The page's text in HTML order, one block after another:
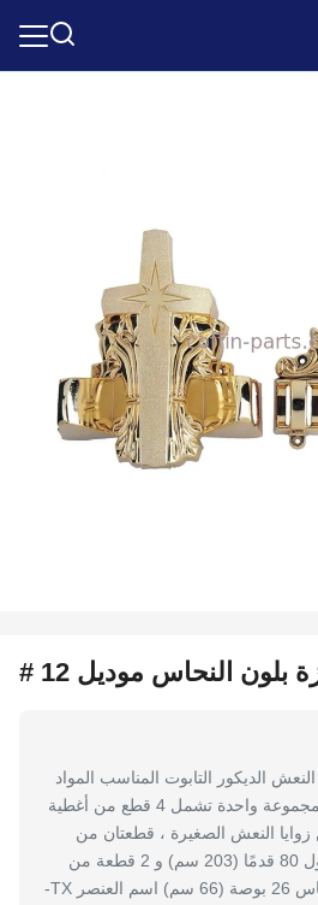
النحاس موديل 12 #
الديكور التابوت المناسب المواد
نموذج 12 # وصف المنتج: مجموعة واحدة تشمل 4 قطع من أغطية
، 8 قطع من زوايا النعش الصغيرة ، قطعتان من
قضبان الصلب الطويلة بطول 80 قدمًا (203 سم) و 2 قطعة من
قضبان الصلب القصيرة مقاس 26 بوصة (66 سم) اسم العنصر TX-